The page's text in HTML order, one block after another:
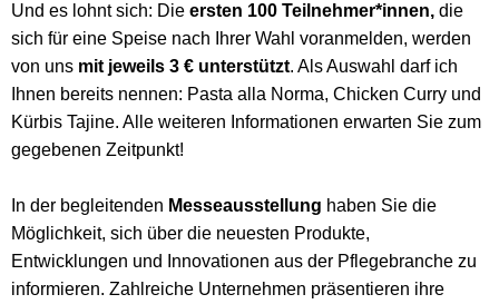
Und es lohnt sich: Die ersten 100 Teilnehmer*innen, die
sich für eine Speise nach Ihrer Wahl voranmelden, werden
von uns mit jeweils 3 € unterstützt. Als Auswahl darf ich
Ihnen bereits nennen: Pasta alla Norma, Chicken Curry und
Kürbis Tajine. Alle weiteren Informationen erwarten Sie zum
gegebenen Zeitpunkt!
In der begleitenden Messeausstellung haben Sie die
Möglichkeit, sich über die neuesten Produkte,
Entwicklungen und Innovationen aus der Pflegebranche zu
informieren. Zahlreiche Unternehmen präsentieren ihre